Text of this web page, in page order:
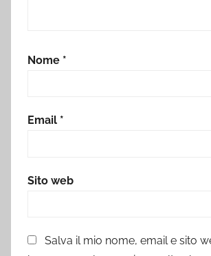
Nome *
Email *
Sito web
Salva il mio nome, email e sito